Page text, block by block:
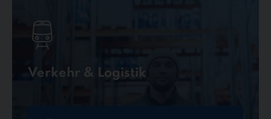
Verkehr & Logistik